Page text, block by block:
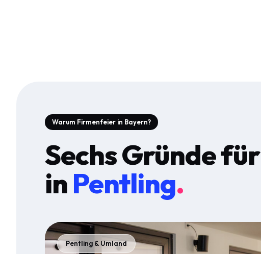
Warum Firmenfeier in Bayern?
Sechs Gründe für
inPentling.
Pentling & Umland